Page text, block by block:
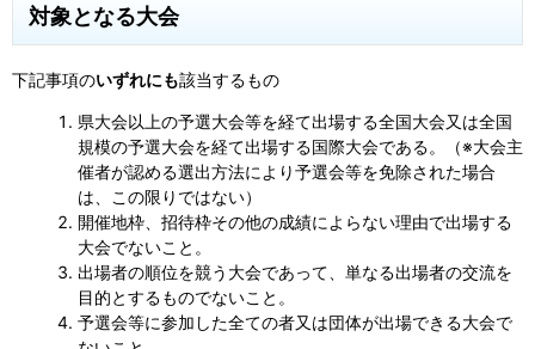
対象となる大会
下記事項のいずれにも該当するもの
県大会以上の予選大会等を経て出場する全国大会又は全国
規模の予選大会を経て出場する国際大会である。（※大会主
催者が認める選出方法により予選会等を免除された場合
は、この限りではない）
開催地枠、招待枠その他の成績によらない理由で出場する
大会でないこと。
出場者の順位を競う大会であって、単なる出場者の交流を
目的とするものでないこと。
予選会等に参加した全ての者又は団体が出場できる大会で